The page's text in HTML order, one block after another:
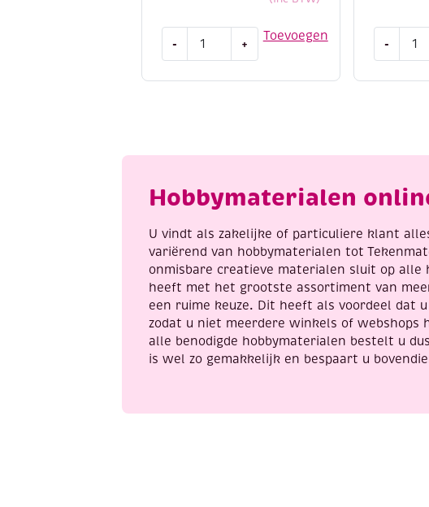
Toevoegen
- + -
Hobbymaterialen
U vindt als zakelijke of particuliere klant
variërend van hobbymaterialen tot
onmisbare creatieve materialen sluit op alle
heeft met het grootste assortiment van
een ruime keuze. Dit heeft als voordeel dat
zodat u niet meerdere winkels of webshops
alle benodigde hobbymaterialen bestelt u
is wel zo gemakkelijk en bespaart u